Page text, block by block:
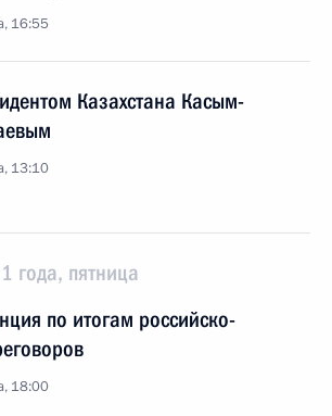
16:55
Казахстана Касым-
13:10
года, пятница
по итогам российско-
18:00